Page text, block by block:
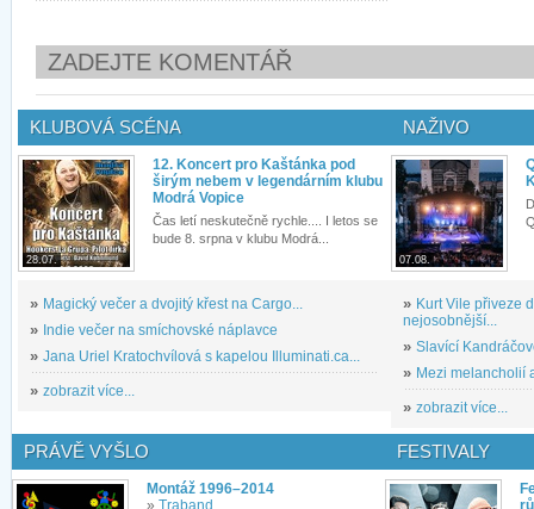
ZADEJTE KOMENTÁŘ
KLUBOVÁ SCÉNA
28.07.
12. Koncert pro Kaštánka pod
širým nebem v legendárním klubu
Modrá Vopice
Čas letí neskutečně rychle.... I letos se
bude 8. srpna v klubu Modrá...
» Magický večer a dvojitý křest na Cargo...
» Indie večer na smíchovské náplavce
» Jana Uriel Kratochvílová s kapelou Illuminati.ca...
» zobrazit více...
NAŽIVO
07.08.
» Kurt Vile přiveze
nejosobnější...
» Slavící
» Mezi melancholií
» zobrazit více...
PRÁVĚ VYŠLO
Montáž 1996–2014
» Traband
FESTIVALY